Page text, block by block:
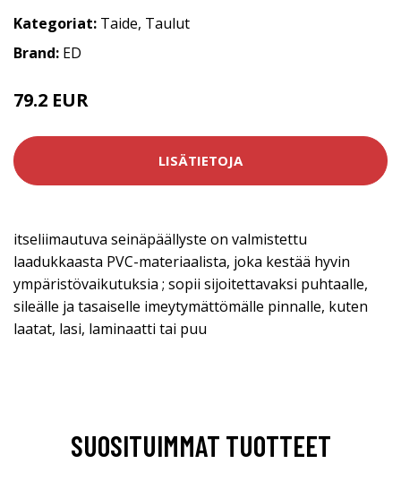
Kategoriat: Taide, Taulut
Brand: ED
79.2 EUR
LISÄTIETOJA
itseliimautuva seinäpäällyste on valmistettu
laadukkaasta PVC-materiaalista, joka kestää hyvin
ympäristövaikutuksia ; sopii sijoitettavaksi puhtaalle,
sileälle ja tasaiselle imeytymättömälle pinnalle, kuten
laatat, lasi, laminaatti tai puu
SUOSITUIMMAT TUOTTEET